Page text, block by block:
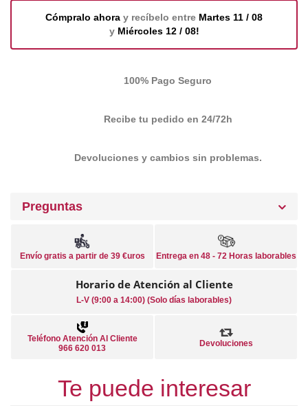
Cómpralo ahora y recíbelo entre Martes 11 / 08
y Miércoles 12 / 08!
100% Pago Seguro
Recibe tu pedido en 24/72h
Devoluciones y cambios sin problemas.
Preguntas
Envío gratis a partir de 39 €uros Entrega en 48 - 72 Horas laborables
Horario de Atención al Cliente
L-V (9:00 a 14:00) (Solo días laborables)
Teléfono Atención Al Cliente
966 620 013
Devoluciones
Te puede interesar